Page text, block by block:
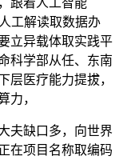
跟着人工智能
工解读取数据办
立异载体取实践平
科学部从任、东南
层医疗能力提拔，
力，
缺口多，向世界
在项目名称取编码